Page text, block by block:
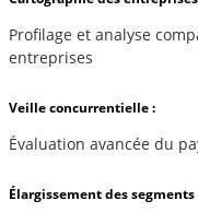
Profilage et analyse
entreprises
Veille concurrentielle :
Évaluation avancée du
Élargissement des segments